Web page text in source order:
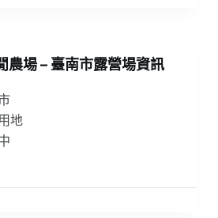
農場 – 臺南市露營場資訊
地